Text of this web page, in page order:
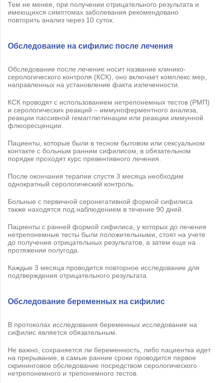
Тем не менее, при получении отрицательного результата и
имеющихся симптомах заболевания рекомендовано
повторить анализ через 10 суток.
Обследование на сифилис после лечения
Обследование после лечение носит название клинико-
серологического контроля (КСК), оно включает комплекс мер,
направленных на установление факта излеченности.
КСК проводят с использованием нетрепонемных тестов (РМП)
и серологических реакций – иммуноферментного анализа,
реакции пассивной гемагглютинации или реакции иммунной
флюоресценции.
Пациенты, которые были в тесном бытовом или сексуальном
контакте с больным ранним сифилисом, в обязательном
порядке проходят курс превентивного лечения.
После окончания терапии спустя 3 месяца необходим
однократный серологический контроль.
Больные с первичной серонегативной формой сифилиса
также находятся под наблюдением в течение 90 дней.
Пациенты с ранней формой сифилиса, у которых до лечения
нетрепонемные тесты были положительными, стоят на учете
до получения отрицательных результатов, а затем еще на
протяжении полугода.
Каждые 3 месяца проводится повторное исследование для
подтверждения отрицательного результата.
Обследование беременных на сифилис
В протоколах исследования беременных исследование на
сифилис является обязательным.
Не важно, сохраняется ли беременность, либо пациентка идет
на прерывание, в самые ранние сроки проводится первое
скрининговое обследование посредством серологического
нетрепонемного и трепонемного тестов.